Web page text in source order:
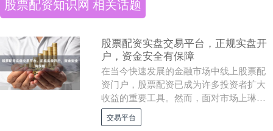
股票配资知识网 相关话题
股票配资实盘交易平台，正规实盘开
户，资金安全有保障
在当今快速发展的金融市场中线上股票配
资门户，股票配资已成为许多投资者扩大
收益的重要工具。然而，面对市场上琳琅
满目的配资平台，如何选择一个正规、安
全、可靠的实盘交....
交易平台